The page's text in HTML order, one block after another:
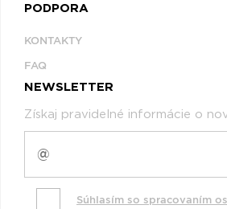
PODPORA
KONTAKTY
FAQ
NEWSLETTER
Získaj pravidelné informácie o
Súhlasím so spracovaním